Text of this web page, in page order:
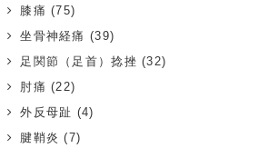
膝痛 (75)
坐骨神経痛 (39)
足関節（足首）捻挫 (32)
肘痛 (22)
外反母趾 (4)
腱鞘炎 (7)